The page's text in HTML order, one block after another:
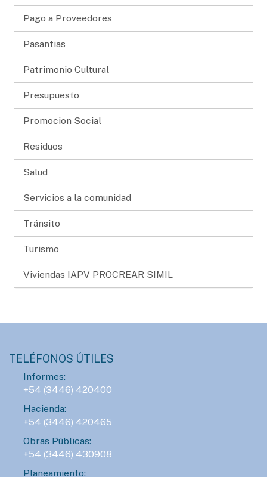
Pago a Proveedores
Pasantias
Patrimonio Cultural
Presupuesto
Promocion Social
Residuos
Salud
Servicios a la comunidad
Tránsito
Turismo
Viviendas IAPV PROCREAR SIMIL
TELÉFONOS ÚTILES
Informes:
+54 (3446) 420400
Hacienda:
+54 (3446) 420465
Obras Públicas:
+54 (3446) 430908
Planeamiento: